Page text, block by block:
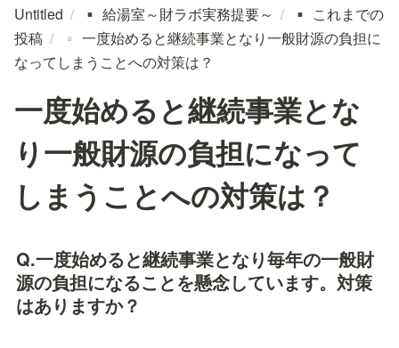
Untitled / ▪️ 給湯室～財ラボ実務提要～ / ▪️
これまでの
投稿 / ▫️
一度始めると継続事業となり一般財源の負担に
なってしまうことへの対策は？
一度始めると継続事業とな
り一般財源の負担になって
しまうことへの対策は？
Q.一度始めると継続事業となり毎年の一般財
源の負担になることを懸念しています。対策
はありますか？